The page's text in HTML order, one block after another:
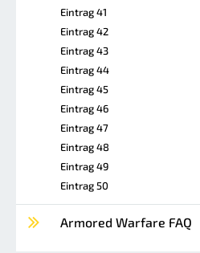
Eintrag 41
Eintrag 42
Eintrag 43
Eintrag 44
Eintrag 45
Eintrag 46
Eintrag 47
Eintrag 48
Eintrag 49
Eintrag 50
Armored Warfare FAQ